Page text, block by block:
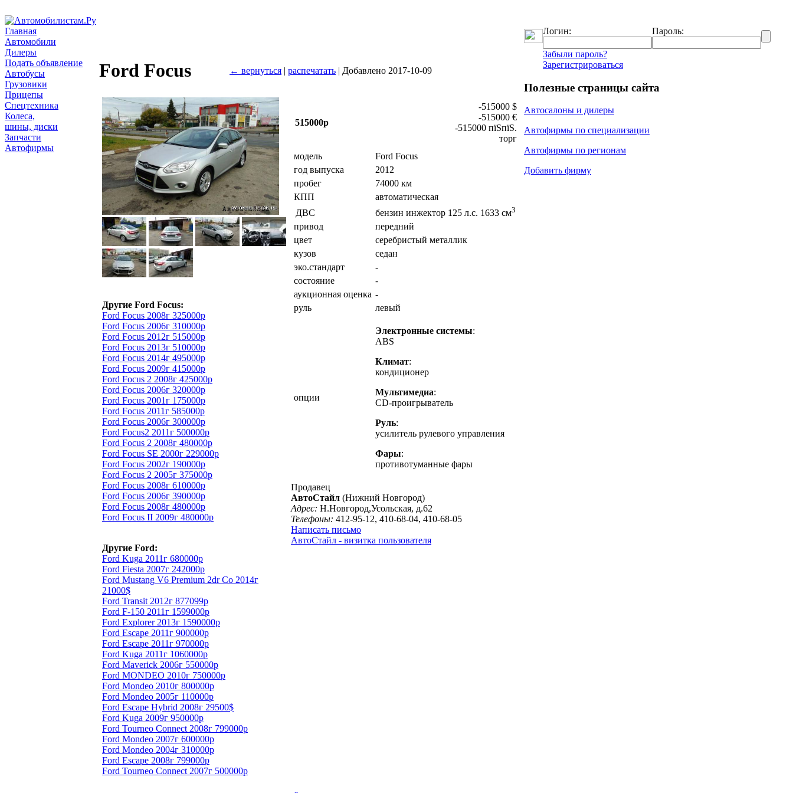
Главная
Автомобили
Дилеры
Подать объявление
Автобусы
Грузовики
Прицепы
Спецтехника
Колеса,
шины, диски
Запчасти
Автофирмы
Ford Focus ← вернуться | распечатать | Добавлено 2017-10-09
Другие Ford Focus:
Ford Focus 2008г 325000р
Ford Focus 2006г 310000р
Ford Focus 2012г 515000р
Ford Focus 2013г 510000р
Ford Focus 2014г 495000р
Ford Focus 2009г 415000р
Ford Focus 2 2008г 425000р
Ford Focus 2006г 320000р
Ford Focus 2001г 175000р
Ford Focus 2011г 585000р
Ford Focus 2006г 300000р
Ford Focus2 2011г 500000р
Ford Focus 2 2008г 480000р
Ford Focus SE 2000г 229000р
Ford Focus 2002г 190000р
Ford Focus 2 2005г 375000р
Ford Focus 2008г 610000р
Ford Focus 2006г 390000р
Ford Focus 2008г 480000р
Ford Focus II 2009г 480000р
Другие Ford:
Ford Kuga 2011г 680000р
Ford Fiesta 2007г 242000р
Ford Mustang V6 Premium 2dr Co 2014г
21000$
Ford Transit 2012г 877099р
Ford F-150 2011г 1599000р
Ford Explorer 2013г 1590000р
Ford Escape 2011г 900000р
Ford Escape 2011г 970000р
Ford Kuga 2011г 1060000р
Ford Maverick 2006г 550000р
Ford MONDEO 2010г 750000р
Ford Mondeo 2010г 800000р
Ford Mondeo 2005г 110000р
Ford Escape Hybrid 2008г 29500$
Ford Kuga 2009г 950000р
Ford Tourneo Connect 2008г 799000р
Ford Mondeo 2007г 600000р
Ford Mondeo 2004г 310000р
Ford Escape 2008г 799000р
Ford Tourneo Connect 2007г 500000р
515000р
-515000 $
-515000 €
-515000 пїЅпїЅ.
торг
модель
Ford Focus
год выпуска
2012
пробег
74000 км
КПП
автоматическая
ДВС
бензин инжектор 125 л.с. 1633 см3
привод
передний
цвет
серебристый металлик
кузов
седан
эко.стандарт
-
состояние
-
аукционная оценка -
руль
левый
опции
Электронные системы:
ABS
Климат:
кондиционер
Мультимедиа:
CD-проигрыватель
Руль:
усилитель рулевого управления
Фары:
противотуманные фары
Продавец
АвтоСтайл (Нижний Новгород)
Адрес: Н.Новгород,Усольская, д.62
Телефоны: 412-95-12, 410-68-04, 410-68-05
Написать письмо
АвтоСтайл - визитка пользователя
Логин: Пароль:
Забыли пароль?
Зарегистрироваться
Полезные страницы сайта
Автосалоны и дилеры
Автофирмы по специализации
Автофирмы по регионам
Добавить фирму